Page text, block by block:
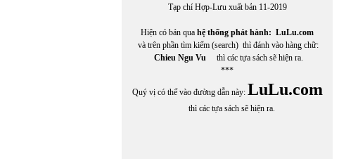
Tạp chí Hợp-Lưu xuất bản 11-2019
Hiện có bán qua hệ thống phát hành: LuLu.com
và trên phần tìm kiếm (search) thì đánh vào hàng chữ:
Chieu Ngu Vu thì các tựa sách sẽ hiện ra.
***
Quý vị có thể vào đường dẫn này: LuLu.com
thì các tựa sách sẽ hiện ra.